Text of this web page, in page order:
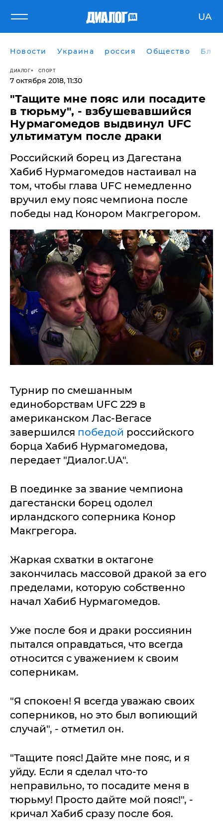
UA
Новости Украина россия Общество
ДИАЛОГ СПОРТ
7 октября 2018, 11:30
"Тащите мне пояс или посадите
в тюрьму", - взбушевавшийся
Нурмагомедов выдвинул UFC
ультиматум после драки
Российский борец из Дагестана
Хабиб Нурмагомедов настаивал на
том, чтобы глава UFC немедленно
вручил ему пояс чемпиона после
победы над Конором Макгрегором.
Турнир по смешанным
единоборствам UFC 229 в
американском Лас-Вегасе
завершился победой российского
борца Хабиб Нурмагомедова,
передает "Диалог.UA".
В поединке за звание чемпиона
дагестански борец одолел
ирландского соперника Конор
Макгрегора.
Жаркая схватки в октагоне
закончилась массовой дракой за его
пределами, которую собственно
начал Хабиб Нурмагомедов.
Уже после боя и драки россиянин
пытался оправдаться, что всегда
относится с уважением к своим
соперникам.
"Я спокоен! Я всегда уважаю своих
соперников, но это был вопиющий
случай", - отметил он.
"Тащите пояс! Дайте мне пояс, и я
уйду. Если я сделал что-то
неправильно, то посадите меня в
тюрьму! Просто дайте мой пояс!", -
кричал Хабиб сразу после боя.